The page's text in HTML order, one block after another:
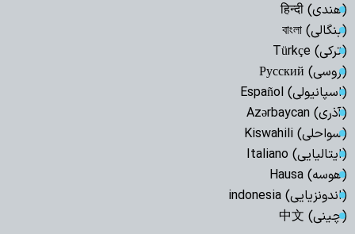
(هندی) हिन्दी
(بنگالی) বাংলা
(ترکی) Türkçe
(روسی) Русский
(اسپانیولی) Español
(آذری) Azərbaycan
(سواحلی) Kiswahili
(ایتالیایی) Italiano
(هوسه) Hausa
(اندونزیایی) indonesia
(چینی) 中文